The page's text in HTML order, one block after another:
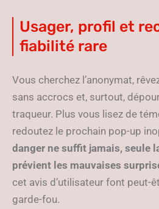
Usager, profil et
fiabilité rare
Vous cherchez l’anonymat,
sans accrocs et, surtout,
traqueur. Plus vous lisez de
redoutez le prochain pop-up
danger ne suffit jamais, seule
prévient les mauvaises
cet avis d’utilisateur font peut-
garde-fou.